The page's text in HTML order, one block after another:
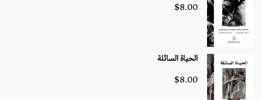
$8.00
الحياة السائلة
$8.00